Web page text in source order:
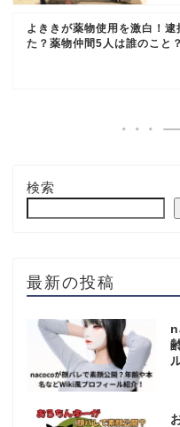
よききが薬物使用を激白！逮
た？薬物仲間5人は誰のこと？
検索
最新の投稿